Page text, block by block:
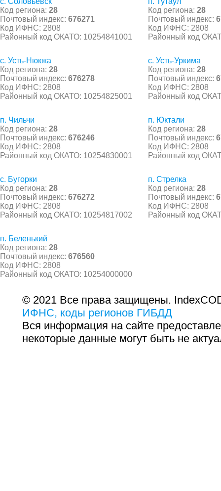
Код региона: 28
Почтовый индекс: 676271
Код ИФНС: 2808
Районный код ОКАТО: 10254841001
Код региона: 28
Почтовый индекс:
Код ИФНС: 2808
Районный код
с. Усть-Нюкжа
Код региона: 28
Почтовый индекс: 676278
Код ИФНС: 2808
Районный код ОКАТО: 10254825001
с. Усть-Уркима
Код региона: 28
Почтовый индекс:
Код ИФНС: 2808
Районный код
п. Чильчи
Код региона: 28
Почтовый индекс: 676246
Код ИФНС: 2808
Районный код ОКАТО: 10254830001
п. Юктали
Код региона: 28
Почтовый индекс:
Код ИФНС: 2808
Районный код
с. Бугорки
Код региона: 28
Почтовый индекс: 676272
Код ИФНС: 2808
Районный код ОКАТО: 10254817002
п. Стрелка
Код региона: 28
Почтовый индекс:
Код ИФНС: 2808
Районный код
п. Беленький
Код региона: 28
Почтовый индекс: 676560
Код ИФНС: 2808
Районный код ОКАТО: 10254000000
© 2021 Все права защищены.
ИФНС, коды регионов ГИБДД
Вся информация на сайте
некоторые данные могут быть не